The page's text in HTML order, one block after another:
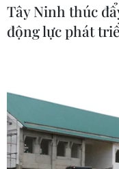
TIN LIÊN QUAN
Tây Ninh thúc
động lực phát